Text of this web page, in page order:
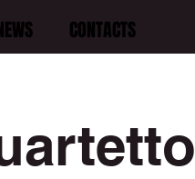
CONTACTS